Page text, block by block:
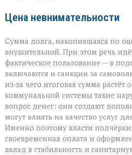
Цена невнимательности
Сумма долга, накопившаяся по
внушительной. При этом речь
фактическое пользование — в
включаются и санкции за
из‑за чего итоговая сумма растёт
коммунальной системы такие
вопрос денег: они создают
могут влиять на качество услуг
Именно поэтому власти
своевременная оплата и
вклад в стабильность и